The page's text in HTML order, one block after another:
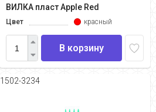
ВИЛКА пласт Apple Red
Цвет красный
В корзину
1502-3234